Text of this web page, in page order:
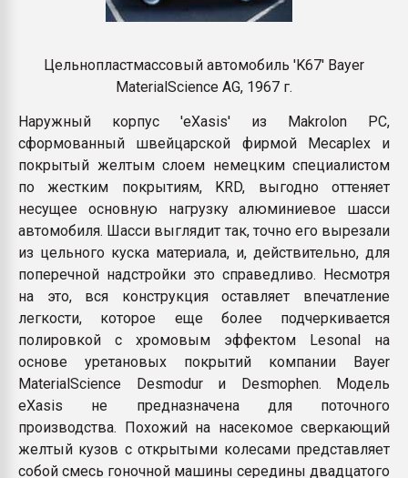
Цельнопластмассовый автомобиль 'K67' Bayer
MaterialScience AG, 1967 г.
Наружный корпус 'eXasis' из Makrolon PC,
сформованный швейцарской фирмой Mecaplex и
покрытый желтым слоем немецким специалистом
по жестким покрытиям, KRD, выгодно оттеняет
несущее основную нагрузку алюминиевое шасси
автомобиля. Шасси выглядит так, точно его вырезали
из цельного куска материала, и, действительно, для
поперечной надстройки это справедливо. Несмотря
на это, вся конструкция оставляет впечатление
легкости, которое еще более подчеркивается
полировкой с хромовым эффектом Lesonal на
основе уретановых покрытий компании Bayer
MaterialScience Desmodur и Desmophen. Модель
eXasis не предназначена для поточного
производства. Похожий на насекомое сверкающий
желтый кузов с открытыми колесами представляет
собой смесь гоночной машины середины двадцатого